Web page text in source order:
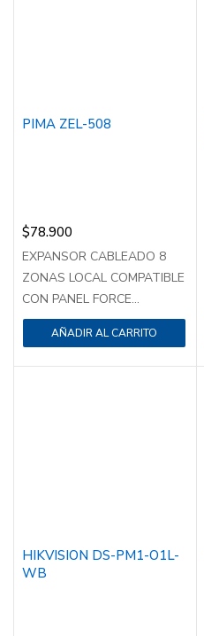
PIMA ZEL-508
$78.900
EXPANSOR CABLEADO 8
ZONAS LOCAL COMPATIBLE
CON PANEL FORCE...
AÑADIR AL CARRITO
HIKVISION DS-PM1-O1L-
WB